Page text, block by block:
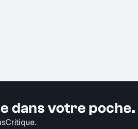
dans votre poche.